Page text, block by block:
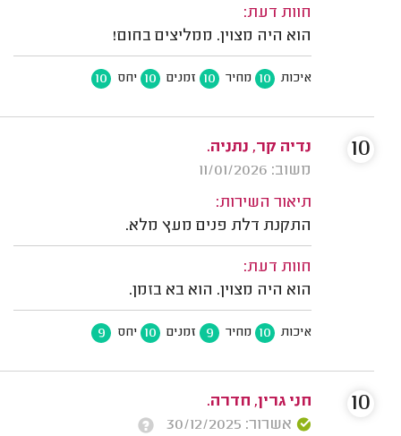
חוות דעת:
הוא היה מצוין. ממליצים בחום!
איכות 10 מחיר 10 זמנים 10 יחס 10
נדיה קר, נתניה.
משוב: 11/01/2026
תיאור השירות:
התקנת דלת פנים מעץ מלא.
חוות דעת:
הוא היה מצוין. הוא בא בזמן.
איכות 10 מחיר 9 זמנים 10 יחס 9
10
חני גרין, חדרה.
אשרור: 30/12/2025
10